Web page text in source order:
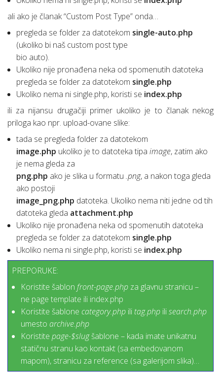
ali ako je članak “Custom Post Type” onda…
pregleda se folder za datotekom single-auto.php
(ukoliko bi naš custom post type
bio auto).
Ukoliko nije pronađena neka od spomenutih datoteka
pregleda se folder za datotekom single.php
Ukoliko nema ni single.php, koristi se index.php
ili za nijansu drugačiji primer ukoliko je to članak nekog
priloga kao npr. upload-ovane slike:
tada se pregleda folder za datotekom
image.php ukoliko je to datoteka tipa image, zatim ako
je nema gleda za
png.php ako je slika u formatu .png, a nakon toga gleda
ako postoji
image_png.php datoteka. Ukoliko nema niti jedne od tih
datoteka gleda attachment.php
Ukoliko nije pronađena neka od spomenutih datoteka
pregleda se folder za datotekom single.php
Ukoliko nema ni single.php, koristi se index.php
PREPORUKE:
Koristite šablon front-page.phpza glavnu stranicu –
ne page template ili index.php
Koristite šablone category.phpili tag.phpilisearch.php
umesto archive.php
Koristite page-$slugšablone – kada imate unikatnu
statičnu stranu kao kontakt (sa embedovanom
mapom), stranicu za reference (sa galerijom slika)…